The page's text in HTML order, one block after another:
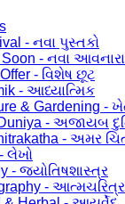
- નવા પુસ્તકો
- નવા
- વિશેષ છૂટ
- આધ્યાત્મિક
& Gardening -
- અજાયબ
- અમર
લેખો
- જ્યોતિષશાસ્ત્ર
- આત્મચરિત્ર